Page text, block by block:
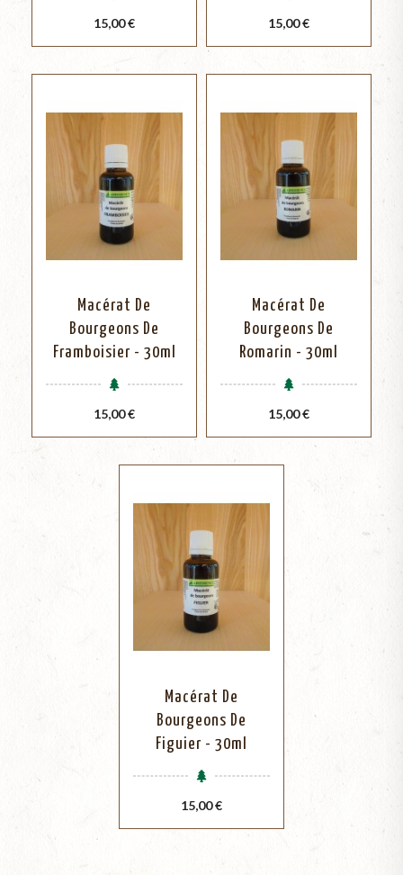
Prix
15,00 € Prix
15,00 €
Macérat De
Bourgeons De
Framboisier - 30ml
Prix
15,00 €
Macérat De
Bourgeons De
Romarin - 30ml
Prix
15,00 €
Macérat De
Bourgeons De
Figuier - 30ml
Prix
15,00 €